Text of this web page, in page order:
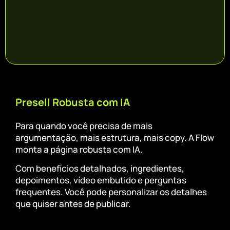
Presell Robusta com IA
Para quando você precisa de mais
argumentação, mais estrutura, mais copy. A Flow
monta a página robusta com IA.
Com benefícios detalhados, ingredientes,
depoimentos, vídeo embutido e perguntas
frequentes. Você pode personalizar os detalhes
que quiser antes de publicar.